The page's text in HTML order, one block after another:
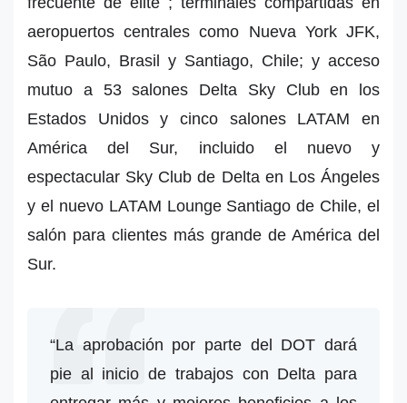
aeropuertos centrales como Nueva York JFK,
São Paulo, Brasil y Santiago, Chile; y acceso
mutuo a 53 salones Delta Sky Club en los
Estados Unidos y cinco salones LATAM en
América del Sur, incluido el nuevo y
espectacular Sky Club de Delta en Los Ángeles
y el nuevo LATAM Lounge Santiago de Chile, el
salón para clientes más grande de América del
Sur.
“La aprobación por parte del DOT dará
pie al inicio de trabajos con Delta para